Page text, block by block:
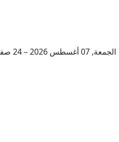
الجمعة, 07 أغسطس 2026 – 24 صفر 1448 هـ